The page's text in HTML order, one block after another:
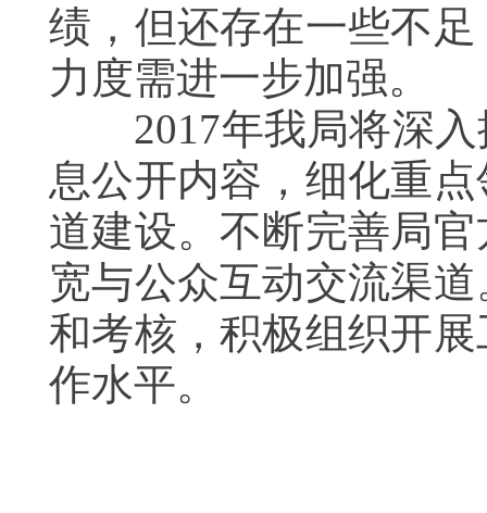
绩，但还存在一些不
力度需进一步加强。
2017年我局将深入
息公开内容，细化重
道建设。不断完善局
宽与公众互动交流渠
和考核，积极组织开
作水平。